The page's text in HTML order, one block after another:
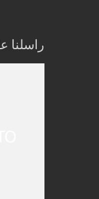
راسلنا